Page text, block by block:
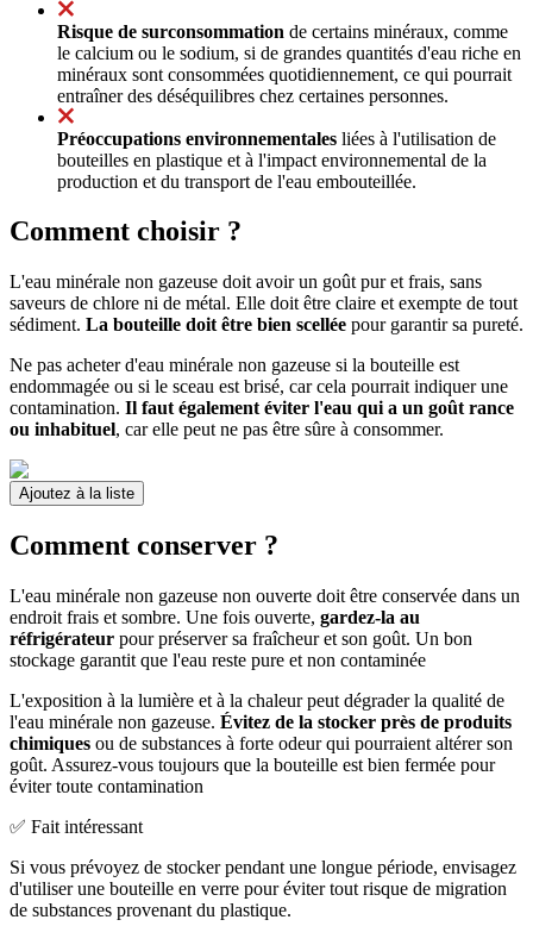
Risque de surconsommation de certains minéraux, comme
le calcium ou le sodium, si de grandes quantités d'eau riche en
minéraux sont consommées quotidiennement, ce qui pourrait
entraîner des déséquilibres chez certaines personnes.
Préoccupations environnementales liées à l'utilisation de
bouteilles en plastique et à l'impact environnemental de la
production et du transport de l'eau embouteillée.
Comment choisir ?
L'eau minérale non gazeuse doit avoir un goût pur et frais, sans
saveurs de chlore ni de métal. Elle doit être claire et exempte de tout
sédiment. La bouteille doit être bien scellée pour garantir sa pureté.
Ne pas acheter d'eau minérale non gazeuse si la bouteille est
endommagée ou si le sceau est brisé, car cela pourrait indiquer une
contamination. Il faut également éviter l'eau qui a un goût rance
ou inhabituel, car elle peut ne pas être sûre à consommer.
Ajoutez à la liste
Comment conserver ?
L'eau minérale non gazeuse non ouverte doit être conservée dans un
endroit frais et sombre. Une fois ouverte, gardez-la au
réfrigérateur pour préserver sa fraîcheur et son goût. Un bon
stockage garantit que l'eau reste pure et non contaminée
L'exposition à la lumière et à la chaleur peut dégrader la qualité de
l'eau minérale non gazeuse. Évitez de la stocker près de produits
chimiques ou de substances à forte odeur qui pourraient altérer son
goût. Assurez-vous toujours que la bouteille est bien fermée pour
éviter toute contamination
✅ Fait intéressant
Si vous prévoyez de stocker pendant une longue période, envisagez
d'utiliser une bouteille en verre pour éviter tout risque de migration
de substances provenant du plastique.